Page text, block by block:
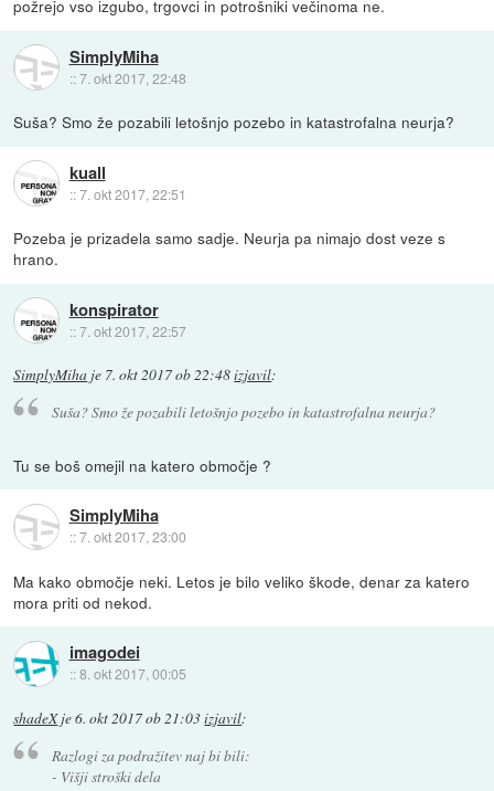
požrejo vso izgubo, trgovci in potrošniki večinoma ne.
SimplyMiha
::7. okt 2017, 22:48
Suša? Smo že pozabili letošnjo pozebo in katastrofalna neurja?
kuall
::7. okt 2017, 22:51
Pozeba je prizadela samo sadje. Neurja pa nimajo dost veze s
hrano.
konspirator
::7. okt 2017, 22:57
SimplyMiha je 7. okt 2017 ob 22:48izjavil:
Suša? Smo že pozabili letošnjo pozebo in katastrofalna neurja?
Tu se boš omejil na katero območje ?
SimplyMiha
::7. okt 2017, 23:00
Ma kako območje neki. Letos je bilo veliko škode, denar za katero
mora priti od nekod.
imagodei
::8. okt 2017, 00:05
shadeXje6. okt 2017 ob 21:03izjavil:
Razlogi za podražitev naj bi bili:
- Višji stroški dela